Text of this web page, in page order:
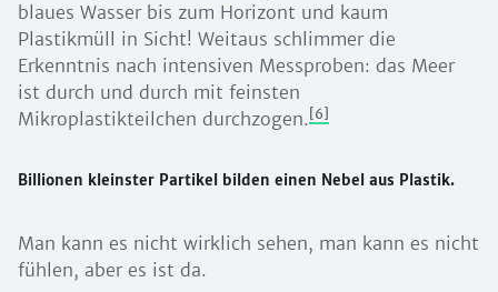
blaues Wasser bis zum Horizont und kaum
Plastikmüll in Sicht! Weitaus schlimmer die
Erkenntnis nach intensiven Messproben: das Meer
ist durch und durch mit feinsten
Mikroplastikteilchen durchzogen. [6]
Billionen kleinster Partikel bilden einen Nebel aus Plastik.
Man kann es nicht wirklich sehen, man kann es nicht
fühlen, aber es ist da.